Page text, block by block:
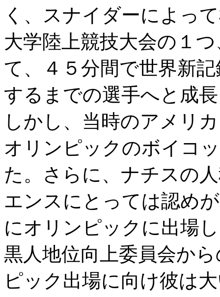
く、スナイダーによっ
大学陸上競技大会の１
て、４５分間で世界新
するまでの選手へと成
しかし、当時のアメリ
オリンピックのボイコ
た。さらに、ナチスの
エンスにとっては認め
にオリンピックに出場
黒人地位向上委員会か
ピック出場に向け彼は